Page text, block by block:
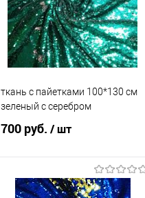
ткань с пайетками 100*130 см
зеленый с серебром
700 руб. / шт
В корзину